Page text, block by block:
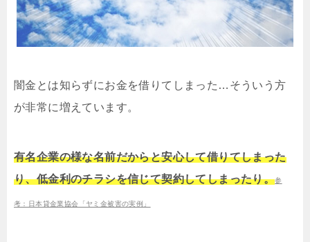
闇金とは知らずにお金を借りてしまった…そういう方
が非常に増えています。
有名企業の様な名前だからと安心して借りてしまった
り、低金利のチラシを信じて契約してしまったり。参
考：日本貸金業協会「ヤミ金被害の実例」